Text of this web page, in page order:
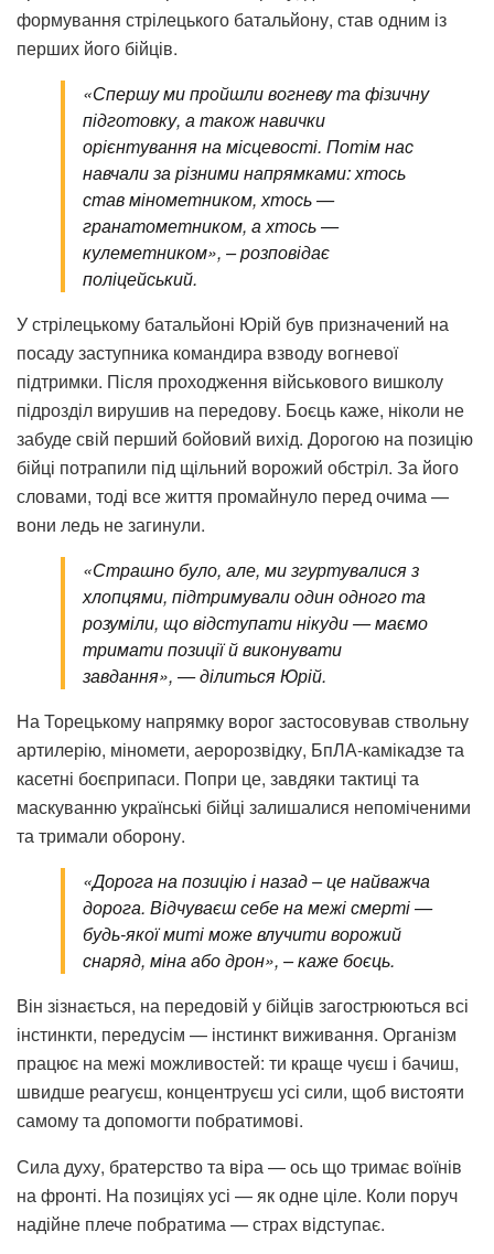
формування стрілецького батальйону, став одним із
перших його бійців.
«Спершу ми пройшли вогневу та фізичну
підготовку, а також навички
орієнтування на місцевості. Потім нас
навчали за різними напрямками: хтось
став мінометником, хтось —
гранатометником, а хтось —
кулеметником», – розповідає
поліцейський.
У стрілецькому батальйоні Юрій був призначений на
посаду заступника командира взводу вогневої
підтримки. Після проходження військового вишколу
підрозділ вирушив на передову. Боєць каже, ніколи не
забуде свій перший бойовий вихід. Дорогою на позицію
бійці потрапили під щільний ворожий обстріл. За його
словами, тоді все життя промайнуло перед очима —
вони ледь не загинули.
«Страшно було, але, ми згуртувалися з
хлопцями, підтримували один одного та
розуміли, що відступати нікуди — маємо
тримати позиції й виконувати
завдання», — ділиться Юрій.
На Торецькому напрямку ворог застосовував ствольну
артилерію, міномети, аеророзвідку, БпЛА-камікадзе та
касетні боєприпаси. Попри це, завдяки тактиці та
маскуванню українські бійці залишалися непоміченими
та тримали оборону.
«Дорога на позицію і назад – це найважча
дорога. Відчуваєш себе на межі смерті —
будь-якої миті може влучити ворожий
снаряд, міна або дрон», – каже боєць.
Він зізнається, на передовій у бійців загострюються всі
інстинкти, передусім — інстинкт виживання. Організм
працює на межі можливостей: ти краще чуєш і бачиш,
швидше реагуєш, концентруєш усі сили, щоб вистояти
самому та допомогти побратимові.
Сила духу, братерство та віра — ось що тримає воїнів
на фронті. На позиціях усі — як одне ціле. Коли поруч
надійне плече побратима — страх відступає.